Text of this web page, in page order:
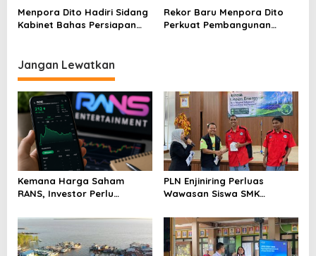
Internasional
Menpora Dito Hadiri Sidang
Kabinet Bahas Persiapan
Rekor Baru Menpora Dito
Perkuat Pembangunan
Jangan Lewatkan
Kemana Harga Saham
RANS, Investor Perlu
Menghindari Spekulasi
Berlebihan
PLN Enjiniring Perluas
Wawasan Siswa SMK
Perubahan Iklim